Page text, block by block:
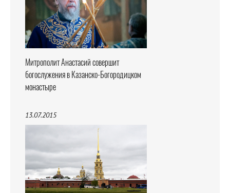
Митрополит Анастасий совершит
богослужения в Казанско-Богородицком
монастыре
13.07.2015